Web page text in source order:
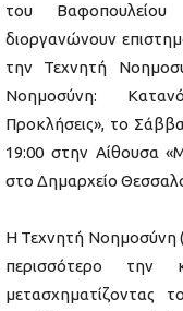
του Βαφοπουλείου
διοργανώνουν
την Τεχνητή
Νοημοσύνη:
Προκλήσεις», το
19:00 στην Αίθουσα
στο Δημαρχείο
Η Τεχνητή Νοημοσύνη
περισσότερο την
μετασχηματίζοντας